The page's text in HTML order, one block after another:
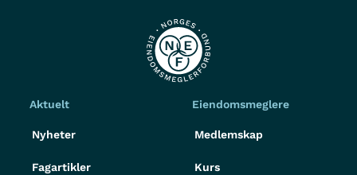
Aktuelt
Nyheter
Fagartikler
Eiendomsmeglere
Medlemskap
Kurs